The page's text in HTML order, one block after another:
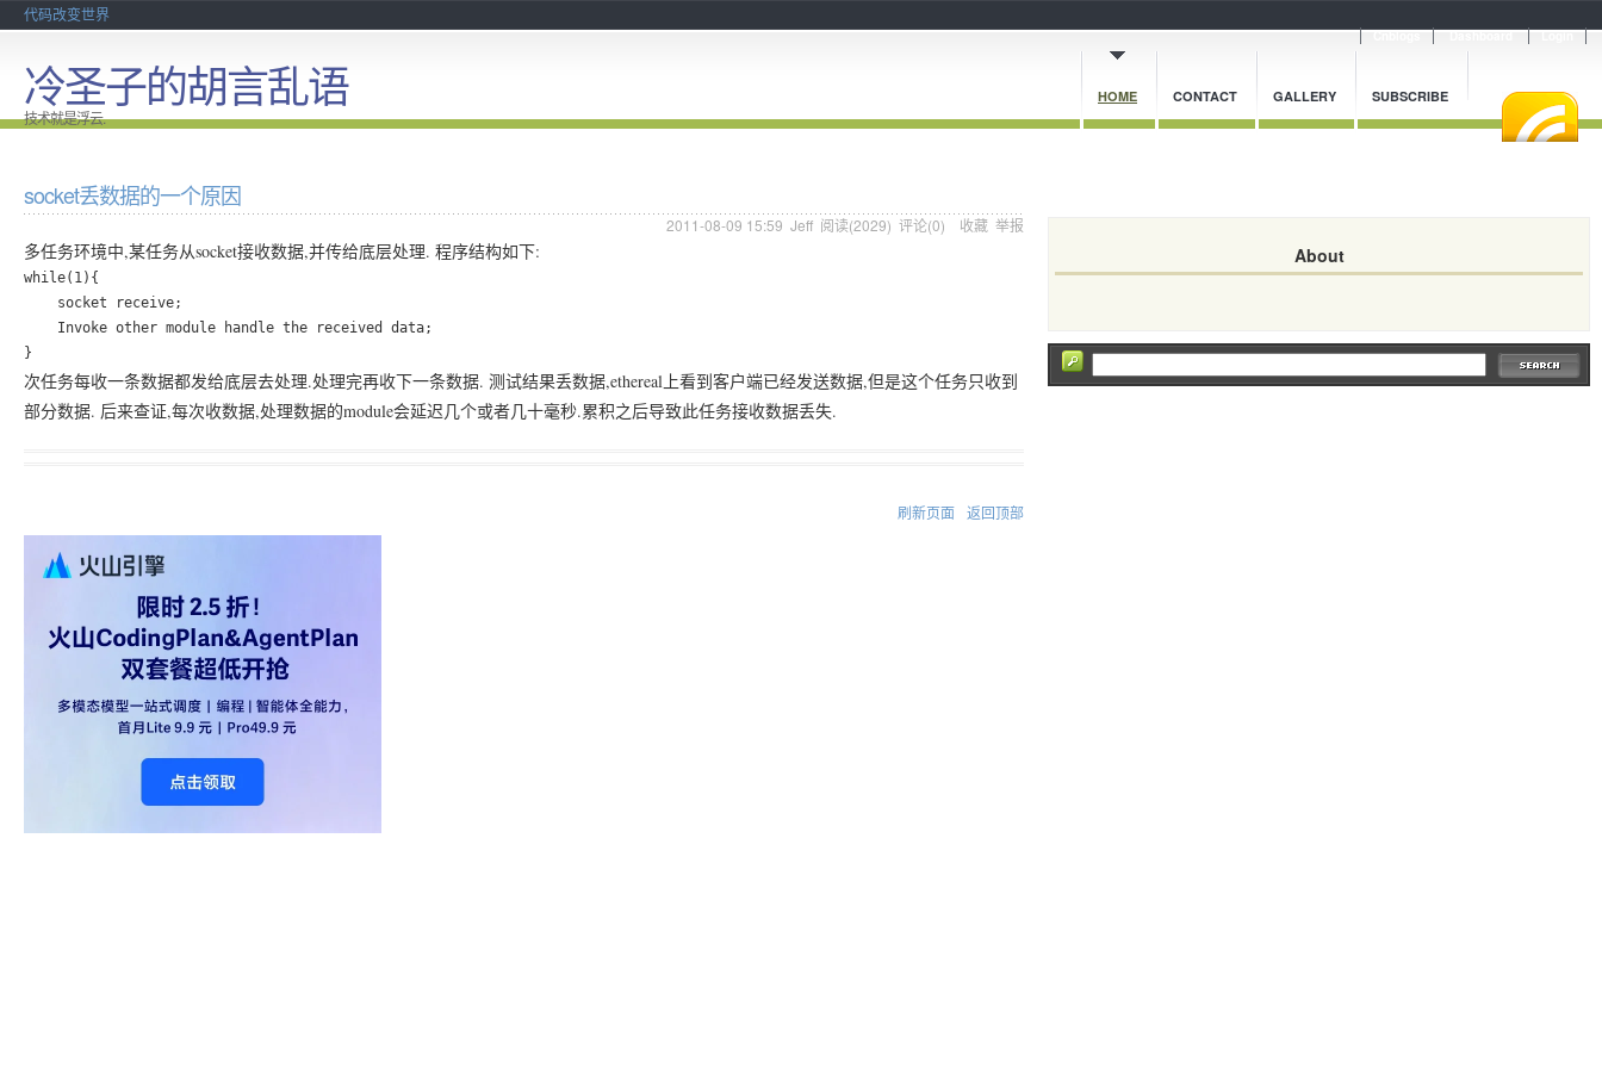
代码改变世界
HOME CONTACT GALLERY SUBSCRIBE
冷圣子的胡言乱语
技术就是浮云.
socket丢数据的一个原因
2011-08-09 15:59 Jeff 阅读(2029) 评论(0) 收藏 举报
多任务环境中,某任务从socket接收数据,并传给底层处理. 程序结构如下:
while(1){
    socket receive;
    Invoke other module handle the received data;
次任务每收一条数据都发给底层去处理.处理完再收下一条数据. 测试结果丢数据,ethereal上看到客户端已经发送数据,但是这个任务只收到
部分数据. 后来查证,每次收数据,处理数据的module会延迟几个或者几十毫秒.累积之后导致此任务接收数据丢失.
刷新页面 返回顶部
About